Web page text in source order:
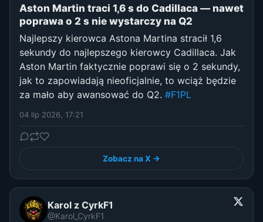
Aston Martin traci 1,6 s do Cadillaca — nawet
poprawa o 2 s nie wystarczy na Q2
Najlepszy kierowca Astona Martina stracił 1,6
sekundy do najlepszego kierowcy Cadillaca. Jak
Aston Martin faktycznie poprawi się o 2 sekundy,
jak to zapowiadają nieoficjalnie, to wciąż będzie
za mało aby awansować do Q2. #F1PL
04 lip 2026, 17:21
Zobacz na X →
Karol z CyrkF1
@Karol_CyrkF1